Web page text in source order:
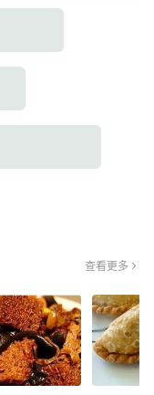
查看更多 